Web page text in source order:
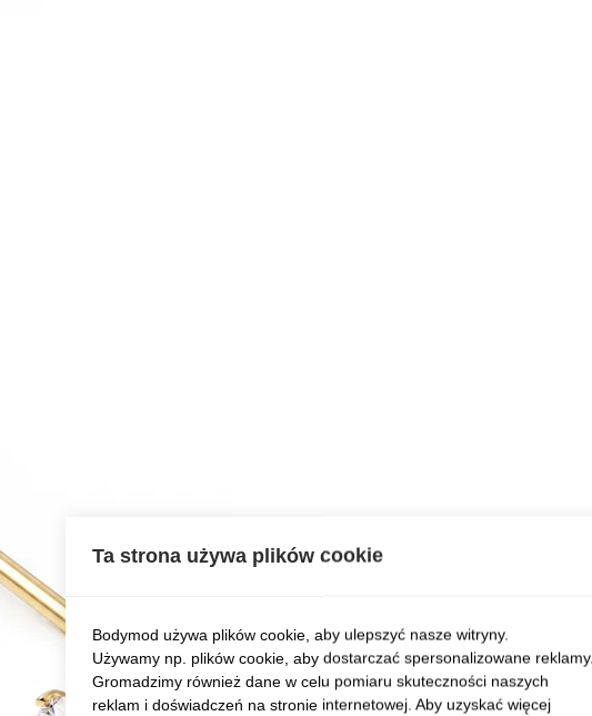
Ta strona używa plików cookie
Bodymod używa plików cookie, aby ulepszyć nasze witryny.
Używamy np. plików cookie, aby dostarczać spersonalizowane
Gromadzimy również dane w celu pomiaru skuteczności naszych
reklam i doświadczeń na stronie internetowej. Aby uzyskać więcej